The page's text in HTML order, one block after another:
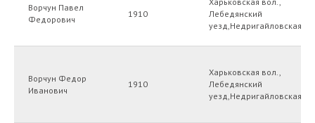
Ворчун Павел
Федорович
1910
Лебедянский
уезд,Недригайловская
Ворчун Федор
Иванович
1910
Харьковская вол.,
Лебедянский
уезд,Недригайловская